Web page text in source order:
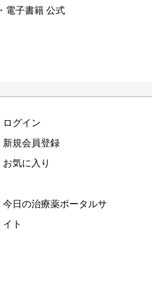
・電子書籍 公式
ログイン
新規会員登録
お気に入り
今日の治療薬ポータルサ
イト